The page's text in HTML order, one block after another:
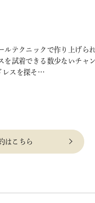
テクニックで作り上げら
試着できる数少ないチャ
レスを探そ…
はこちら